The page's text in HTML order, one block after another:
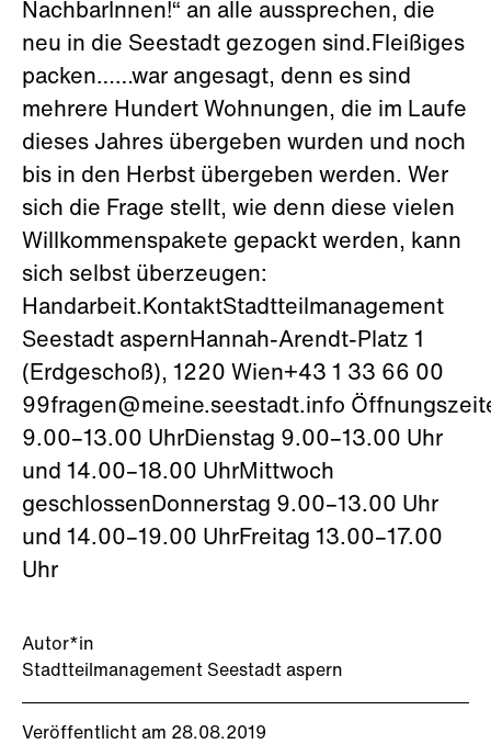
Autor*in
Stadtteilmanagement Seestadt aspern
Veröffentlicht am 28.08.2019
NachbarInnen!“ an alle aussprechen, die
neu in die Seestadt gezogen sind.Fleißiges
packen……war angesagt, denn es sind
mehrere Hundert Wohnungen, die im Laufe
dieses Jahres übergeben wurden und noch
bis in den Herbst übergeben werden. Wer
sich die Frage stellt, wie denn diese vielen
Willkommenspakete gepackt werden, kann
sich selbst überzeugen:
Handarbeit.KontaktStadtteilmanagement
Seestadt aspernHannah-Arendt-Platz 1
(Erdgeschoß), 1220 Wien+43 1 33 66 00
99fragen@meine.seestadt.info
9.00–13.00 UhrDienstag 9.00–13.00 Uhr
und 14.00–18.00 UhrMittwoch
geschlossenDonnerstag 9.00–13.00 Uhr
und 14.00–19.00 UhrFreitag 13.00–17.00
Uhr